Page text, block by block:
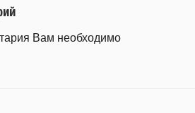
Вам необходимо